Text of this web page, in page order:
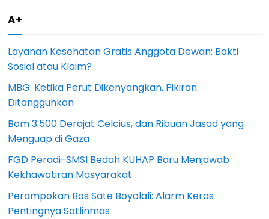
A+
Layanan Kesehatan Gratis Anggota Dewan: Bakti
Sosial atau Klaim?
MBG: Ketika Perut Dikenyangkan, Pikiran
Ditangguhkan
Bom 3.500 Derajat Celcius, dan Ribuan Jasad yang
Menguap di Gaza
FGD Peradi-SMSI Bedah KUHAP Baru Menjawab
Kekhawatiran Masyarakat
Perampokan Bos Sate Boyolali: Alarm Keras
Pentingnya Satlinmas